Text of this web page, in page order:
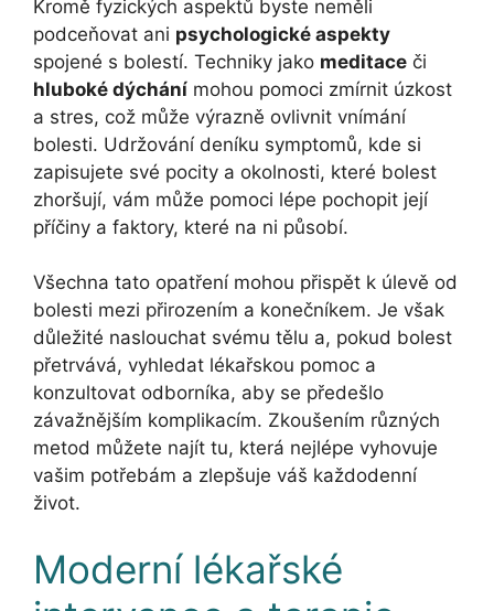
Kromě fyzických aspektů byste neměli
podceňovat ani psychologické aspekty
spojené s bolestí. Techniky jako meditace či
hluboké dýchání mohou pomoci zmírnit úzkost
a stres, což může výrazně ovlivnit vnímání
bolesti. Udržování deníku symptomů, kde si
zapisujete své pocity a okolnosti, které bolest
zhoršují, vám může pomoci lépe pochopit její
příčiny a faktory, které na ni působí.
Všechna tato opatření mohou přispět k úlevě od
bolesti mezi přirozením a konečníkem. Je však
důležité naslouchat svému tělu a, pokud bolest
přetrvává, vyhledat lékařskou pomoc a
konzultovat odborníka, aby se předešlo
závažnějším komplikacím. Zkoušením různých
metod můžete najít tu, která nejlépe vyhovuje
vašim potřebám a zlepšuje váš každodenní
život.
Moderní lékařské